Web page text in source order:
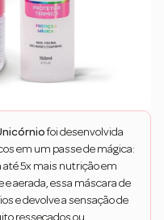
foi desenvolvida
em um passe de mágica:
até 5x mais nutrição em
aerada, essa máscara de
e devolve a sensação de
ressecados ou